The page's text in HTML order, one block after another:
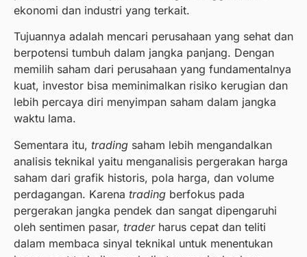
ekonomi dan industri yang terkait.
Tujuannya adalah mencari perusahaan yang sehat dan
berpotensi tumbuh dalam jangka panjang. Dengan
memilih saham dari perusahaan yang fundamentalnya
kuat, investor bisa meminimalkan risiko kerugian dan
lebih percaya diri menyimpan saham dalam jangka
waktu lama.
Sementara itu, trading saham lebih mengandalkan
analisis teknikal yaitu menganalisis pergerakan harga
saham dari grafik historis, pola harga, dan volume
perdagangan. Karena trading berfokus pada
pergerakan jangka pendek dan sangat dipengaruhi
oleh sentimen pasar, trader harus cepat dan teliti
dalam membaca sinyal teknikal untuk menentukan